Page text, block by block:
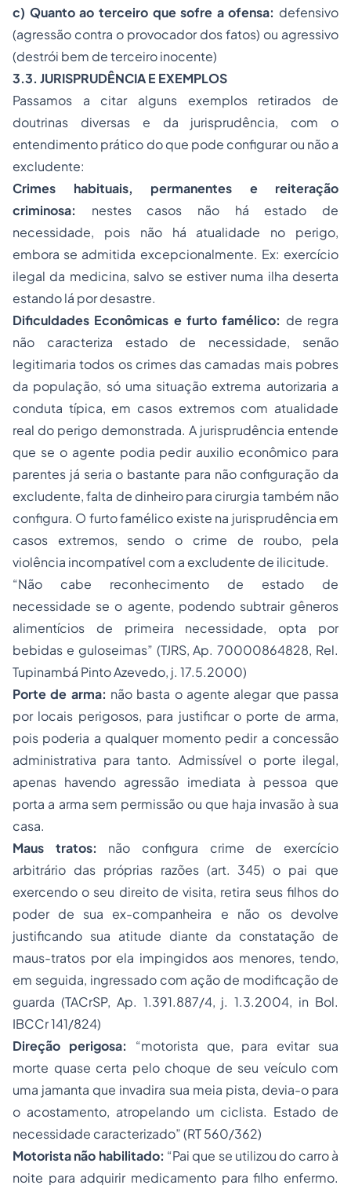
c) Quanto ao terceiro que sofre a ofensa: defensivo
(agressão contra o provocador dos fatos) ou agressivo
(destrói bem de terceiro inocente)
3.3. JURISPRUDÊNCIA E EXEMPLOS
Passamos a citar alguns exemplos retirados de
doutrinas diversas e da jurisprudência, com o
entendimento prático do que pode configurar ou não a
excludente:
Crimes habituais, permanentes e reiteração
criminosa: nestes casos não há estado de
necessidade, pois não há atualidade no perigo,
embora se admitida excepcionalmente. Ex: exercício
ilegal da medicina, salvo se estiver numa ilha deserta
estando lá por desastre.
Dificuldades Econômicas e furto famélico: de regra
não caracteriza estado de necessidade, senão
legitimaria todos os crimes das camadas mais pobres
da população, só uma situação extrema autorizaria a
conduta típica, em casos extremos com atualidade
real do perigo demonstrada. A jurisprudência entende
que se o agente podia pedir auxilio econômico para
parentes já seria o bastante para não configuração da
excludente, falta de dinheiro para cirurgia também não
configura. O furto famélico existe na jurisprudência em
casos extremos, sendo o crime de roubo, pela
violência incompatível com a excludente de ilicitude.
“Não cabe reconhecimento de estado de
necessidade se o agente, podendo subtrair gêneros
alimentícios de primeira necessidade, opta por
bebidas e guloseimas” (TJRS, Ap. 70000864828, Rel.
Tupinambá Pinto Azevedo, j. 17.5.2000)
Porte de arma: não basta o agente alegar que passa
por locais perigosos, para justificar o porte de arma,
pois poderia a qualquer momento pedir a concessão
administrativa para tanto. Admissível o porte ilegal,
apenas havendo agressão imediata à pessoa que
porta a arma sem permissão ou que haja invasão à sua
casa.
Maus tratos:
não configura crime de exercício
arbitrário das próprias razões (art. 345) o pai que
exercendo o seu direito de visita, retira seus filhos do
poder de sua ex-companheira e não os devolve
justificando sua atitude diante da constatação de
maus-tratos por ela impingidos aos menores, tendo,
em seguida, ingressado com ação de modificação de
guarda (TACrSP, Ap. 1.391.887/4, j. 1.3.2004, in Bol.
IBCCr 141/824)
Direção perigosa:
“motorista que, para evitar sua
morte quase certa pelo choque de seu veículo com
uma jamanta que invadira sua meia pista, devia-o para
o acostamento, atropelando um ciclista. Estado de
necessidade caracterizado” (RT 560/362)
Motorista não habilitado: “Pai que se utilizou do carro à
noite para adquirir medicamento para filho enfermo.